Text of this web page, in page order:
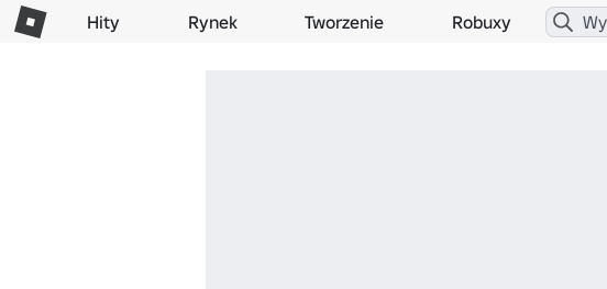
Hity Rynek Tworzenie Robuxy